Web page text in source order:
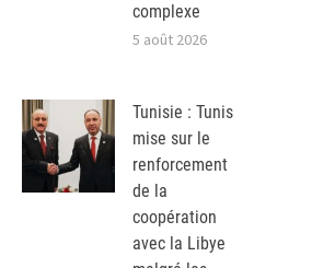
complexe
5 août 2026
Tunisie : Tunis
mise sur le
renforcement
de la
coopération
avec la Libye